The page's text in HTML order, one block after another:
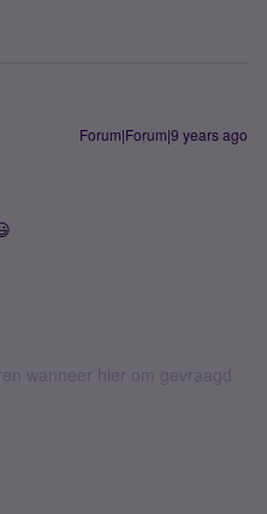
Forum|Forum|9 years ago
wanneer hier om gevraagd